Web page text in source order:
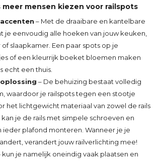
meer mensen kiezen voor railspots
– Met de draaibare en kantelbare
je eenvoudig alle hoeken van jouw keuken,
slaapkamer. Een paar spots op je
of een kleurrijk boeket bloemen maken
echt een thuis.
– De behuizing bestaat volledig
waardoor je railspots tegen een stootje
het lichtgewicht materiaal van zowel de rails
kan je de rails met simpele schroeven en
ieder plafond monteren. Wanneer je je
verandert jouw railverlichting mee!
je namelijk oneindig vaak plaatsen en